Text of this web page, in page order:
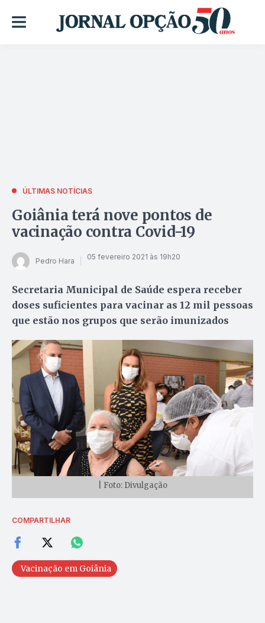
ÚLTIMAS NOTÍCIAS
Goiânia terá nove pontos de
vacinação contra Covid-19
Pedro Hara 05 fevereiro 2021 às 19h20
Secretaria Municipal de Saúde espera receber
doses suficientes para vacinar as 12 mil pessoas
que estão nos grupos que serão imunizados
| Foto: Divulgação
COMPARTILHAR
Vacinação em Goiânia